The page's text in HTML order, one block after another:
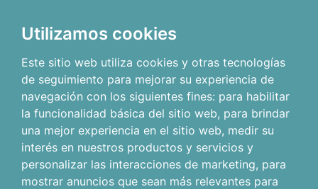
Utilizamos cookies
Este sitio web utiliza cookies y otras tecnologías
de seguimiento para mejorar su experiencia de
navegación con los siguientes fines: para habilitar
la funcionalidad básica del sitio web, para brindar
una mejor experiencia en el sitio web, medir su
interés en nuestros productos y servicios y
personalizar las interacciones de marketing, para
mostrar anuncios que sean más relevantes para